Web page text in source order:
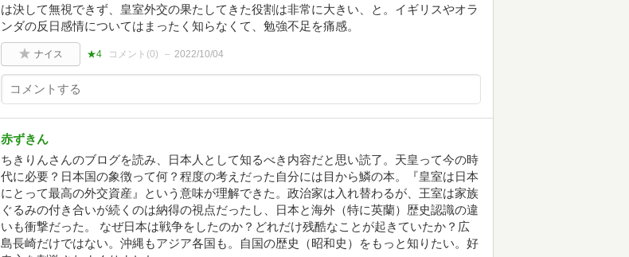
は決して無視できず、皇室外交の果たしてきた役割は非常に大きい、と。イギリスやオラ
ンダの反日感情についてはまったく知らなくて、勉強不足を痛感。
ナイス ★4 コメント(0) 2022/10/04
赤ずきん
ちきりんさんのブログを読み、日本人として知るべき内容だと思い読了。天皇って今の時
代に必要？日本国の象徴って何？程度の考えだった自分には目から鱗の本。『皇室は日本
にとって最高の外交資産』という意味が理解できた。政治家は入れ替わるが、王室は家族
ぐるみの付き合いが続くのは納得の視点だったし、日本と海外（特に英蘭）歴史認識の違
いも衝撃だった。 なぜ日本は戦争をしたのか？どれだけ残酷なことが起きていたか？広
島長崎だけではない。沖縄もアジア各国も。自国の歴史（昭和史）をもっと知りたい。好